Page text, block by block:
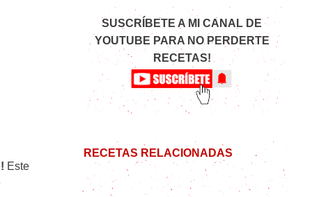
Este
SUSCRÍBETE A MI CANAL DE
YOUTUBE PARA NO PERDERTE
RECETAS!
RECETAS RELACIONADAS
Cómo aprovechar al máximo tu olla
a presión: funcionamiento, recetas